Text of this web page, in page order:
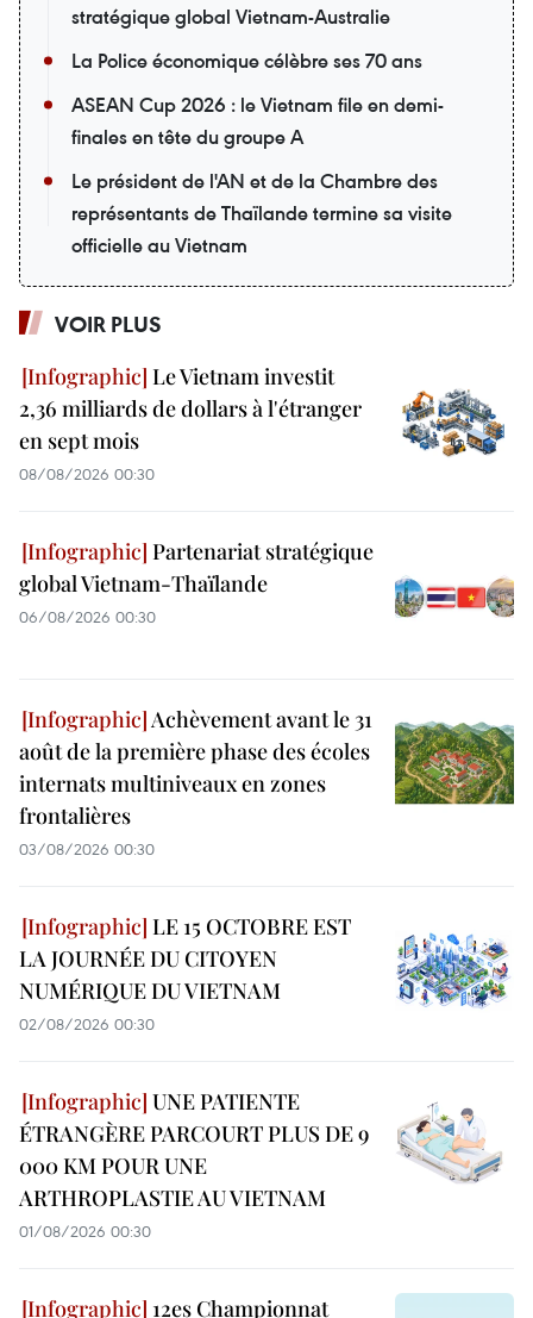
stratégique global Vietnam-Australie
La Police économique célèbre ses 70 ans
ASEAN Cup 2026 : le Vietnam file en demi-
finales en tête du groupe A
Le président de l'AN et de la Chambre des
représentants de Thaïlande termine sa visite
officielle au Vietnam
VOIR PLUS
Le Vietnam investit
2,36 milliards de dollars à l'étranger
en sept mois
08/08/2026 00:30
Partenariat stratégique
global Vietnam-Thaïlande
06/08/2026 00:30
Achèvement avant le 31
août de la première phase des écoles
internats multiniveaux en zones
frontalières
03/08/2026 00:30
LE 15 OCTOBRE EST
LA JOURNÉE DU CITOYEN
NUMÉRIQUE DU VIETNAM
02/08/2026 00:30
UNE PATIENTE
ÉTRANGÈRE PARCOURT PLUS DE 9
000 KM POUR UNE
ARTHROPLASTIE AU VIETNAM
01/08/2026 00:30
12es Championnat